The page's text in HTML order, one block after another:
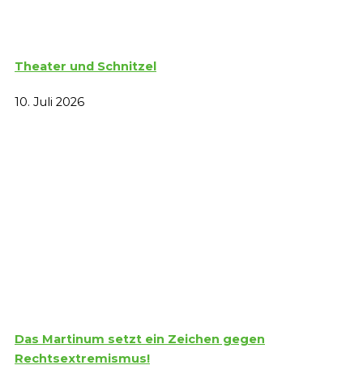
Theater und Schnitzel
10. Juli 2026
Das Martinum setzt ein Zeichen gegen
Rechtsextremismus!